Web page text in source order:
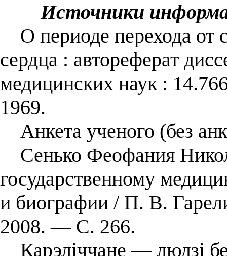
Источники
О периоде перехода от
сердца : автореферат
медицинских наук :
1969.
Анкета ученого (без
Сенько Феофания
государственному
и биографии / П. В.
2008. — С. 266.
Карэліччане — людзі